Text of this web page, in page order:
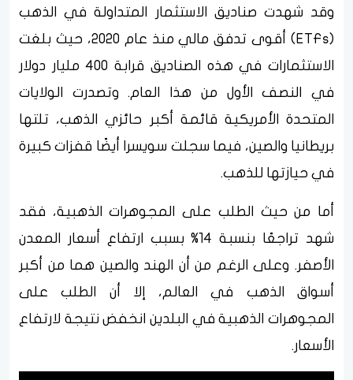
وقد شهدت صناديق الاستثمار المتداولة في الذهب
(ETFs) أقوى تدفق مالي منذ عام 2020، حيث بلغت
الاستثمارات في هذه الصناديق قرابة 400 مليار دولار
في النصف الأول من هذا العام. وتصدرت الولايات
المتحدة الأمريكية قائمة أكبر حائزي الذهب، تلتها
بريطانيا والصين، فيما سجلت سويسرا أيضًا قفزات كبيرة
في حيازتها للذهب.
أما من حيث الطلب على المجوهرات الذهبية، فقد
شهد تراجعًا بنسبة 14% بسبب ارتفاع أسعار المعدن
الأصفر. وعلى الرغم من أن الهند والصين هما من أكبر
أسواق الذهب في العالم، إلا أن الطلب على
المجوهرات الذهبية في البلدين انخفض نتيجة لارتفاع
الأسعار.